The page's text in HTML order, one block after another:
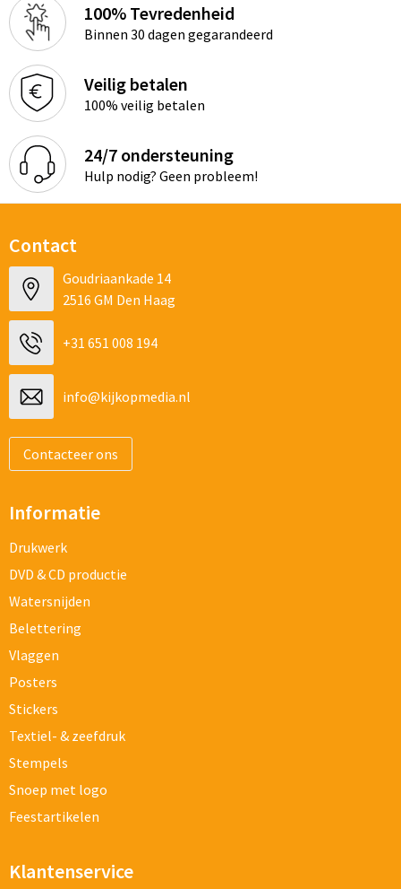
100% Tevredenheid
Binnen 30 dagen gegarandeerd
Veilig betalen
100% veilig betalen
24/7 ondersteuning
Hulp nodig? Geen probleem!
Contact
Goudriaankade 14
2516 GM Den Haag
+31 651 008 194
info@kijkopmedia.nl
Contacteer ons
Informatie
Drukwerk
DVD & CD productie
Watersnijden
Belettering
Vlaggen
Posters
Stickers
Textiel- & zeefdruk
Stempels
Snoep met logo
Feestartikelen
Klantenservice